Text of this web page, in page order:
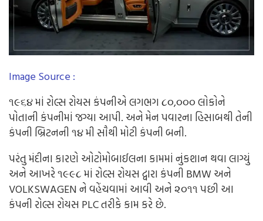
Image Source :
૧૯૬૪માંરોલ્સરોયસ કંપનીએલગભગ૮૦,૦૦૦લોકોને
પોતાની કંપનીમાંજગ્યા આપી. અનેમેનપવારના હિસાબથીતેની
કંપની બ્રિટનની૧૪મીસૌથીમોટી કંપનીબની.
પરંતુમંદીના કારણે ઓટોમોબાઈલના કામમાંનુંકશાન થવાલાગ્યું
અને આખરે૧૯૯૮માંરોલ્સરોયસદ્વારા કંપની BMWઅને
VOLKSWAGENનેવહેંચવામાં આવી અને૨૦૧૧પછી આ
કંપનીરોલ્સરોયસ PLCતરીકે કામ કરે છે.